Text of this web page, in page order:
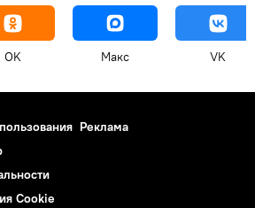
OK Макс VK
Реклама
Cookie